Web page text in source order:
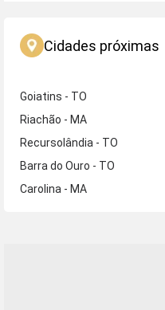
Cidades próximas
Goiatins - TO
Riachão - MA
Recursolândia - TO
Barra do Ouro - TO
Carolina - MA